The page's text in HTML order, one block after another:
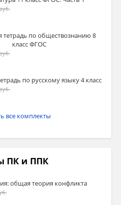
тетрадь по обществознанию 8
класс ФГОС
по русскому языку 4 класс
все комплекты
ПК и ППК
общая теория конфликта